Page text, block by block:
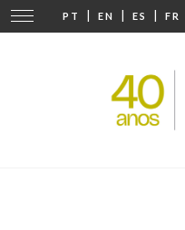
PT | EN | ES | FR
Modifier
la